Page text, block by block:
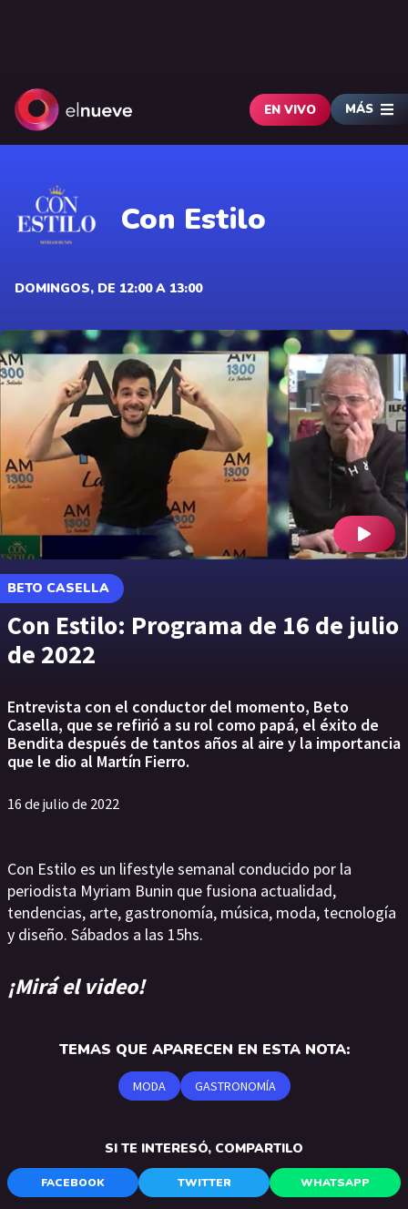
EN VIVO MÁS
Con Estilo
DOMINGOS, DE 12:00 A 13:00
BETO CASELLA
Con Estilo: Programa de 16 de julio
de 2022
Entrevista con el conductor del momento, Beto
Casella, que se refirió a su rol como papá, el éxito de
Bendita después de tantos años al aire y la importancia
que le dio al Martín Fierro.
16 de julio de 2022
Con Estilo es un lifestyle semanal conducido por la
periodista Myriam Bunin que fusiona actualidad,
tendencias, arte, gastronomía, música, moda, tecnología
y diseño. Sábados a las 15hs.
¡Mirá el video!
TEMAS QUE APARECEN EN ESTA NOTA:
MODA GASTRONOMÍA
SI TE INTERESÓ, COMPARTILO
FACEBOOK TWITTER WHATSAPP